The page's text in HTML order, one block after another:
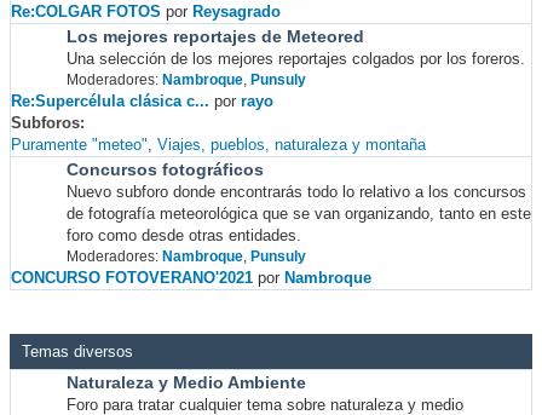
Re:COLGAR FOTOS por Reysagrado
Los mejores reportajes de Meteored
Una selección de los mejores reportajes colgados por los foreros.
Moderadores: Nambroque, Punsuly
Re:Supercélula clásica c... por rayo
Subforos
Puramente "meteo" Viajes, pueblos, naturaleza y montaña
Concursos fotográficos
Nuevo subforo donde encontrarás todo lo relativo a los concursos
de fotografía meteorológica que se van organizando, tanto en este
foro como desde otras entidades.
Moderadores: Nambroque, Punsuly
CONCURSO FOTOVERANO'2021 por Nambroque
Temas diversos
Naturaleza y Medio Ambiente
Foro para tratar cualquier tema sobre naturaleza y medio